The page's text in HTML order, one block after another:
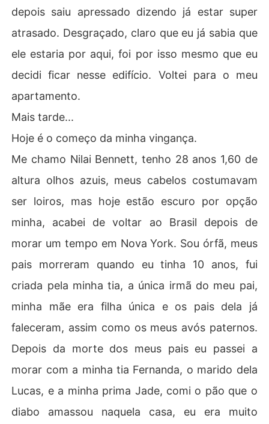
depois saiu apressado dizendo já estar super
atrasado. Desgraçado, claro que eu já sabia que
ele estaria por aqui, foi por isso mesmo que eu
decidi ficar nesse edifício. Voltei para o meu
apartamento.
Mais tarde...
Hoje é o começo da minha vingança.
Me chamo Nilai Bennett, tenho 28 anos 1,60 de
altura olhos azuis, meus cabelos costumavam
ser loiros, mas hoje estão escuro por opção
minha, acabei de voltar ao Brasil depois de
morar um tempo em Nova York. Sou órfã, meus
pais morreram quando eu tinha 10 anos, fui
criada pela minha tia, a única irmã do meu pai,
minha mãe era filha única e os pais dela já
faleceram, assim como os meus avós paternos.
Depois da morte dos meus pais eu passei a
morar com a minha tia Fernanda, o marido dela
Lucas, e a minha prima Jade, comi o pão que o
diabo amassou naquela casa, eu era muito